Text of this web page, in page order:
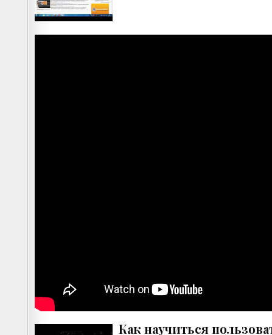
Как научиться